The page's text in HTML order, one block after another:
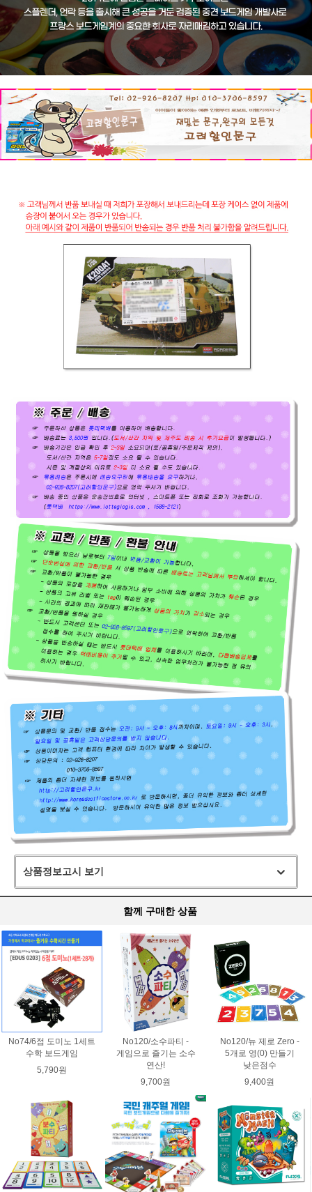
상품정보고시 보기
함께 구매한 상품
No74/6점 도미노 1세트
수학 보드게임
5,790원
No120/소수파티 -
게임으로 즐기는 소수
연산!
9,700원
No120/뉴 제로 Zero -
5개로 영(0) 만들기
낮은점수
9,400원